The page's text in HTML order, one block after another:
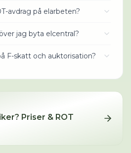
avdrag på elarbeten?
jag byta elcentral?
F-skatt och auktorisation?
? Priser & ROT